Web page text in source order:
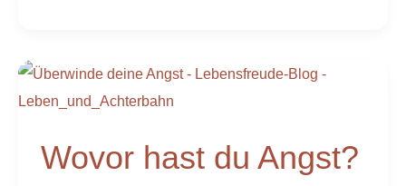
Wovor hast du Angst?
Wovor
hast
Angst?